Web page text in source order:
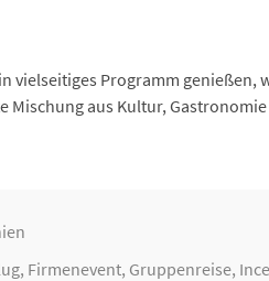
vielseitiges Programm genießen,
Mischung aus Kultur,
, Firmenevent, Gruppenreise,